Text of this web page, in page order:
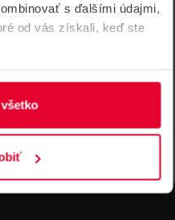
s ďalšími údajmi,
od vás získali, keď ste
hlásiča rady 420